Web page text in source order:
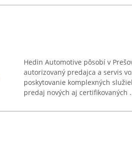
Hedin Automotive pôsobí v
autorizovaný predajca a servis
poskytovanie komplexných
predaj nových aj certifikovaných